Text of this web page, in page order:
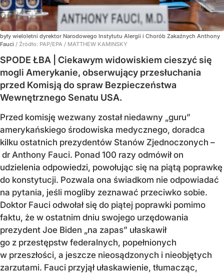
były wieloletni dyrektor Narodowego Instytutu Alergii i Chorób Zakaźnych Anthony
Fauci / Źródło: PAP/EPA / MATTHEW KAMINSKY
SPODE ŁBA | Ciekawym widowiskiem cieszyć się
mogli Amerykanie, obserwujący przesłuchania
przed Komisją do spraw Bezpieczeństwa
Wewnętrznego Senatu USA.
Przed komisję wezwany został niedawny „guru”
amerykańskiego środowiska medycznego, doradca
kilku ostatnich prezydentów Stanów Zjednoczonych –
dr Anthony Fauci. Ponad 100 razy odmówił on
udzielenia odpowiedzi, powołując się na piątą poprawkę
do konstytucji. Pozwala ona świadkom nie odpowiadać
na pytania, jeśli mogliby zeznawać przeciwko sobie.
Doktor Fauci odwołał się do piątej poprawki pomimo
faktu, że w ostatnim dniu swojego urzędowania
prezydent Joe Biden „na zapas” ułaskawił
go z przestępstw federalnych, popełnionych
w przeszłości, a jeszcze nieosądzonych i nieobjętych
zarzutami. Fauci przyjął ułaskawienie, tłumacząc,